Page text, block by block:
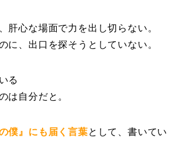
肝心な場面で力を出し切らない。
に、出口を探そうとしていない。
る
は自分だと。
僕』 にも届く言葉として、書いてい